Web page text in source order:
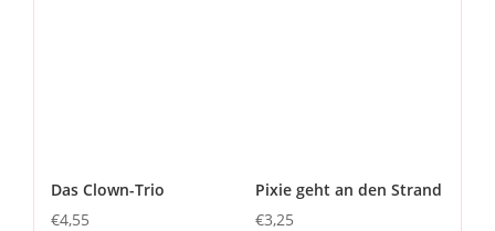
Das Clown-Trio
€4,55
Pixie geht an den Strand
€3,25